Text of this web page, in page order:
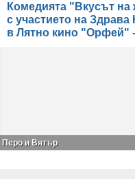
Комедията "Вкусът на
с участието на
в Лятно кино "Орфей"
Перо и Вятър